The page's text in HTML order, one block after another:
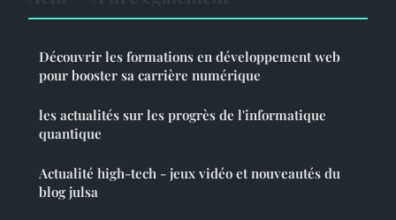
Découvrir les formations en développement web
pour booster sa carrière numérique
les actualités sur les progrès de l'informatique
quantique
Actualité high-tech - jeux vidéo et nouveautés du
blog julsa